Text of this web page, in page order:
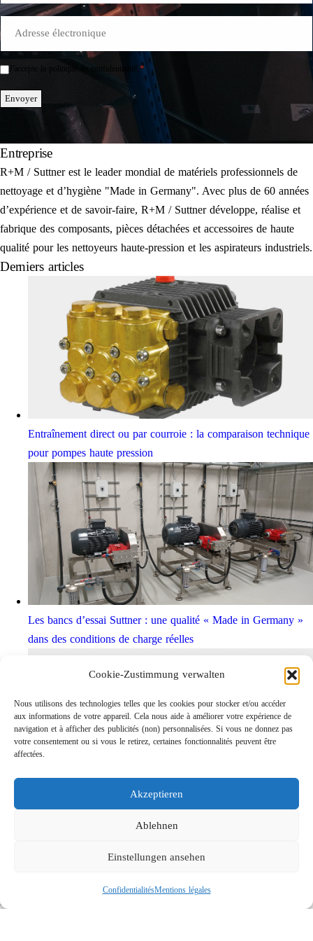
Cookie-Zustimmung verwalten
Nous utilisons des technologies telles que les cookies pour stocker et/ou accéder
aux informations de votre appareil. Cela nous aide à améliorer votre expérience de
navigation et à afficher des publicités (non) personnalisées. Si vous ne donnez pas
votre consentement ou si vous le retirez, certaines fonctionnalités peuvent être
affectées.
Akzeptieren
Ablehnen
Einstellungen ansehen
ConfidentialitésMentions légales
Mail
Einwilligung
J'accepte la politique de confidentialité.*
Envoyer
Entreprise
R+M / Suttner est le leader mondial de matériels professionnels de
nettoyage et d’hygiène "Made in Germany". Avec plus de 60 années
d’expérience et de savoir-faire, R+M / Suttner développe, réalise et
fabrique des composants, pièces détachées et accessoires de haute
qualité pour les nettoyeurs haute-pression et les aspirateurs industriels.
Derniers articles
Entraînement direct ou par courroie : la comparaison technique
pour pompes haute pression
Les bancs d’essai Suttner : une qualité « Made in Germany »
dans des conditions de charge réelles
Recherche